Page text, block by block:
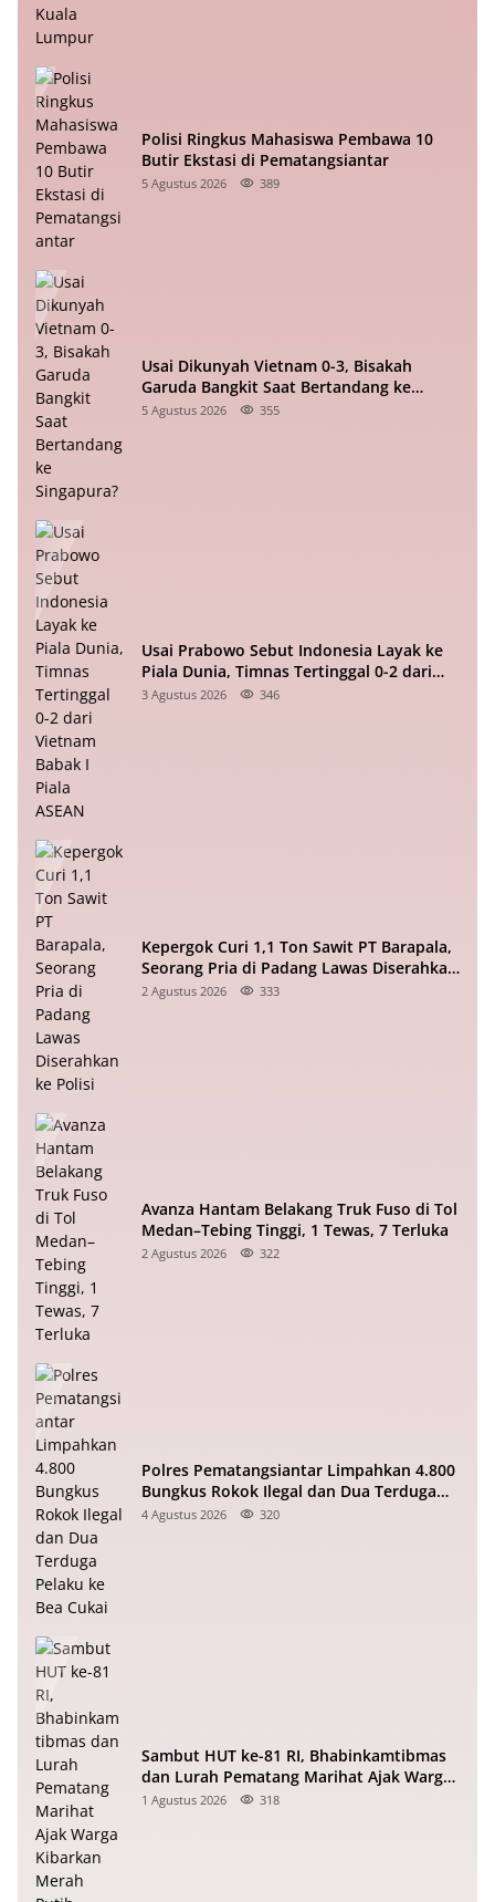
Polisi Ringkus Mahasiswa Pembawa 10
Butir Ekstasi di Pematangsiantar
5 Agustus 2026 389
Usai Dikunyah Vietnam 0-3, Bisakah
Garuda Bangkit Saat Bertandang ke
Singapura?
5 Agustus 2026 355
Usai Prabowo Sebut Indonesia Layak ke
Piala Dunia, Timnas Tertinggal 0-2 dari
Vietnam Babak I Piala ASEAN
3 Agustus 2026 346
Kepergok Curi 1,1 Ton Sawit PT Barapala,
Seorang Pria di Padang Lawas Diserahkan
ke Polisi
2 Agustus 2026 333
Avanza Hantam Belakang Truk Fuso di Tol
Medan–Tebing Tinggi, 1 Tewas, 7 Terluka
2 Agustus 2026 322
Polres Pematangsiantar Limpahkan 4.800
Bungkus Rokok Ilegal dan Dua Terduga
Pelaku ke Bea Cukai
4 Agustus 2026 320
Sambut HUT ke-81 RI, Bhabinkamtibmas
dan Lurah Pematang Marihat Ajak Warga
Kibarkan Merah Putih
1 Agustus 2026 318